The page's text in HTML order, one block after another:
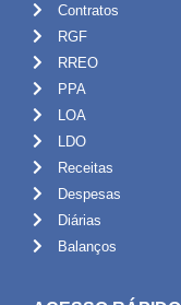
Contratos
RGF
RREO
PPA
LOA
LDO
Receitas
Despesas
Diárias
Balanços